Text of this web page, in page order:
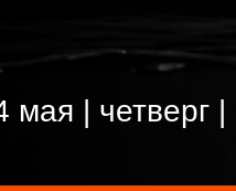
мая | четверг |